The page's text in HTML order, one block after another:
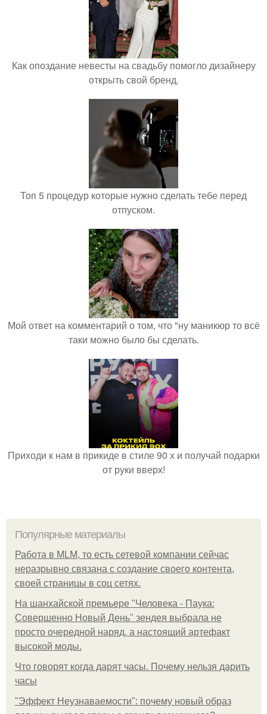
Как опоздание невесты на свадьбу помогло дизайнеру
открыть свой бренд.
Топ 5 процедур которые нужно сделать тебе перед
отпуском.
Мой ответ на комментарий о том, что "ну маникюр то всё
таки можно было бы сделать.
Приходи к нам в прикиде в стиле 90 х и получай подарки
от руки вверх!
Популярные материалы
Работа в MLM, то есть сетевой компании сейчас
неразрывно связана с создание своего контента,
своей страницы в соц сетях.
На шанхайской премьере "Человека - Паука:
Совершенно Новый День" зендея выбрала не
просто очередной наряд, а настоящий артефакт
высокой моды.
Что говорят когда дарят часы. Почему нельзя дарить
часы
"Эффект Неузнаваемости": почему новый образ